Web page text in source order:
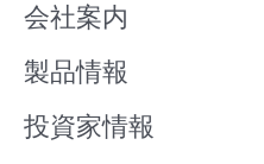
会社案内
製品情報
投資家情報